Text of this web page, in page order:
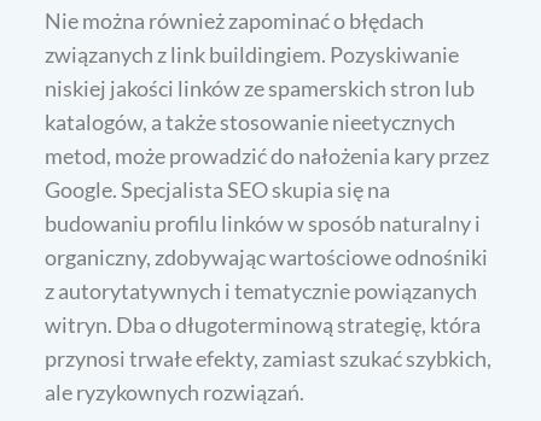
Nie można również zapominać o błędach
związanych z link buildingiem. Pozyskiwanie
niskiej jakości linków ze spamerskich stron lub
katalogów, a także stosowanie nieetycznych
metod, może prowadzić do nałożenia kary przez
Google. Specjalista SEO skupia się na
budowaniu profilu linków w sposób naturalny i
organiczny, zdobywając wartościowe odnośniki
z autorytatywnych i tematycznie powiązanych
witryn. Dba o długoterminową strategię, która
przynosi trwałe efekty, zamiast szukać szybkich,
ale ryzykownych rozwiązań.